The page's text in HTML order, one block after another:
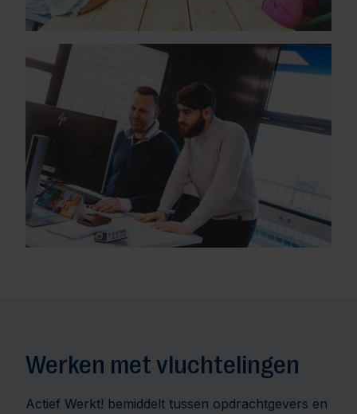
Werken met vluchtelingen
Actief Werkt! bemiddelt tussen opdrachtgevers en